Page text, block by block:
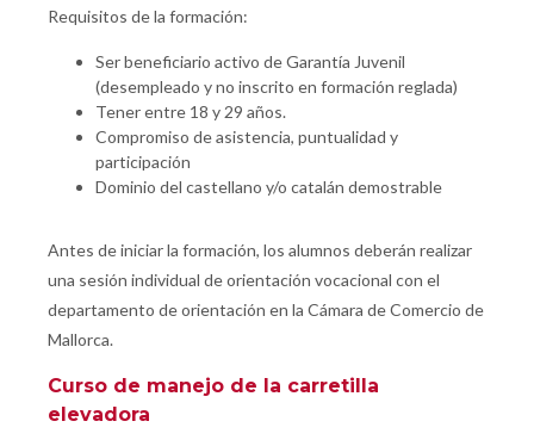
Requisitos de la formación:
Ser beneficiario activo de Garantía Juvenil
(desempleado y no inscrito en formación reglada)
Tener entre 18 y 29 años.
Compromiso de asistencia, puntualidad y
participación
Dominio del castellano y/o catalán demostrable
Antes de iniciar la formación, los alumnos deberán realizar
una sesión individual de orientación vocacional con el
departamento de orientación en la Cámara de Comercio de
Mallorca.
Curso de manejo de la carretilla
elevadora